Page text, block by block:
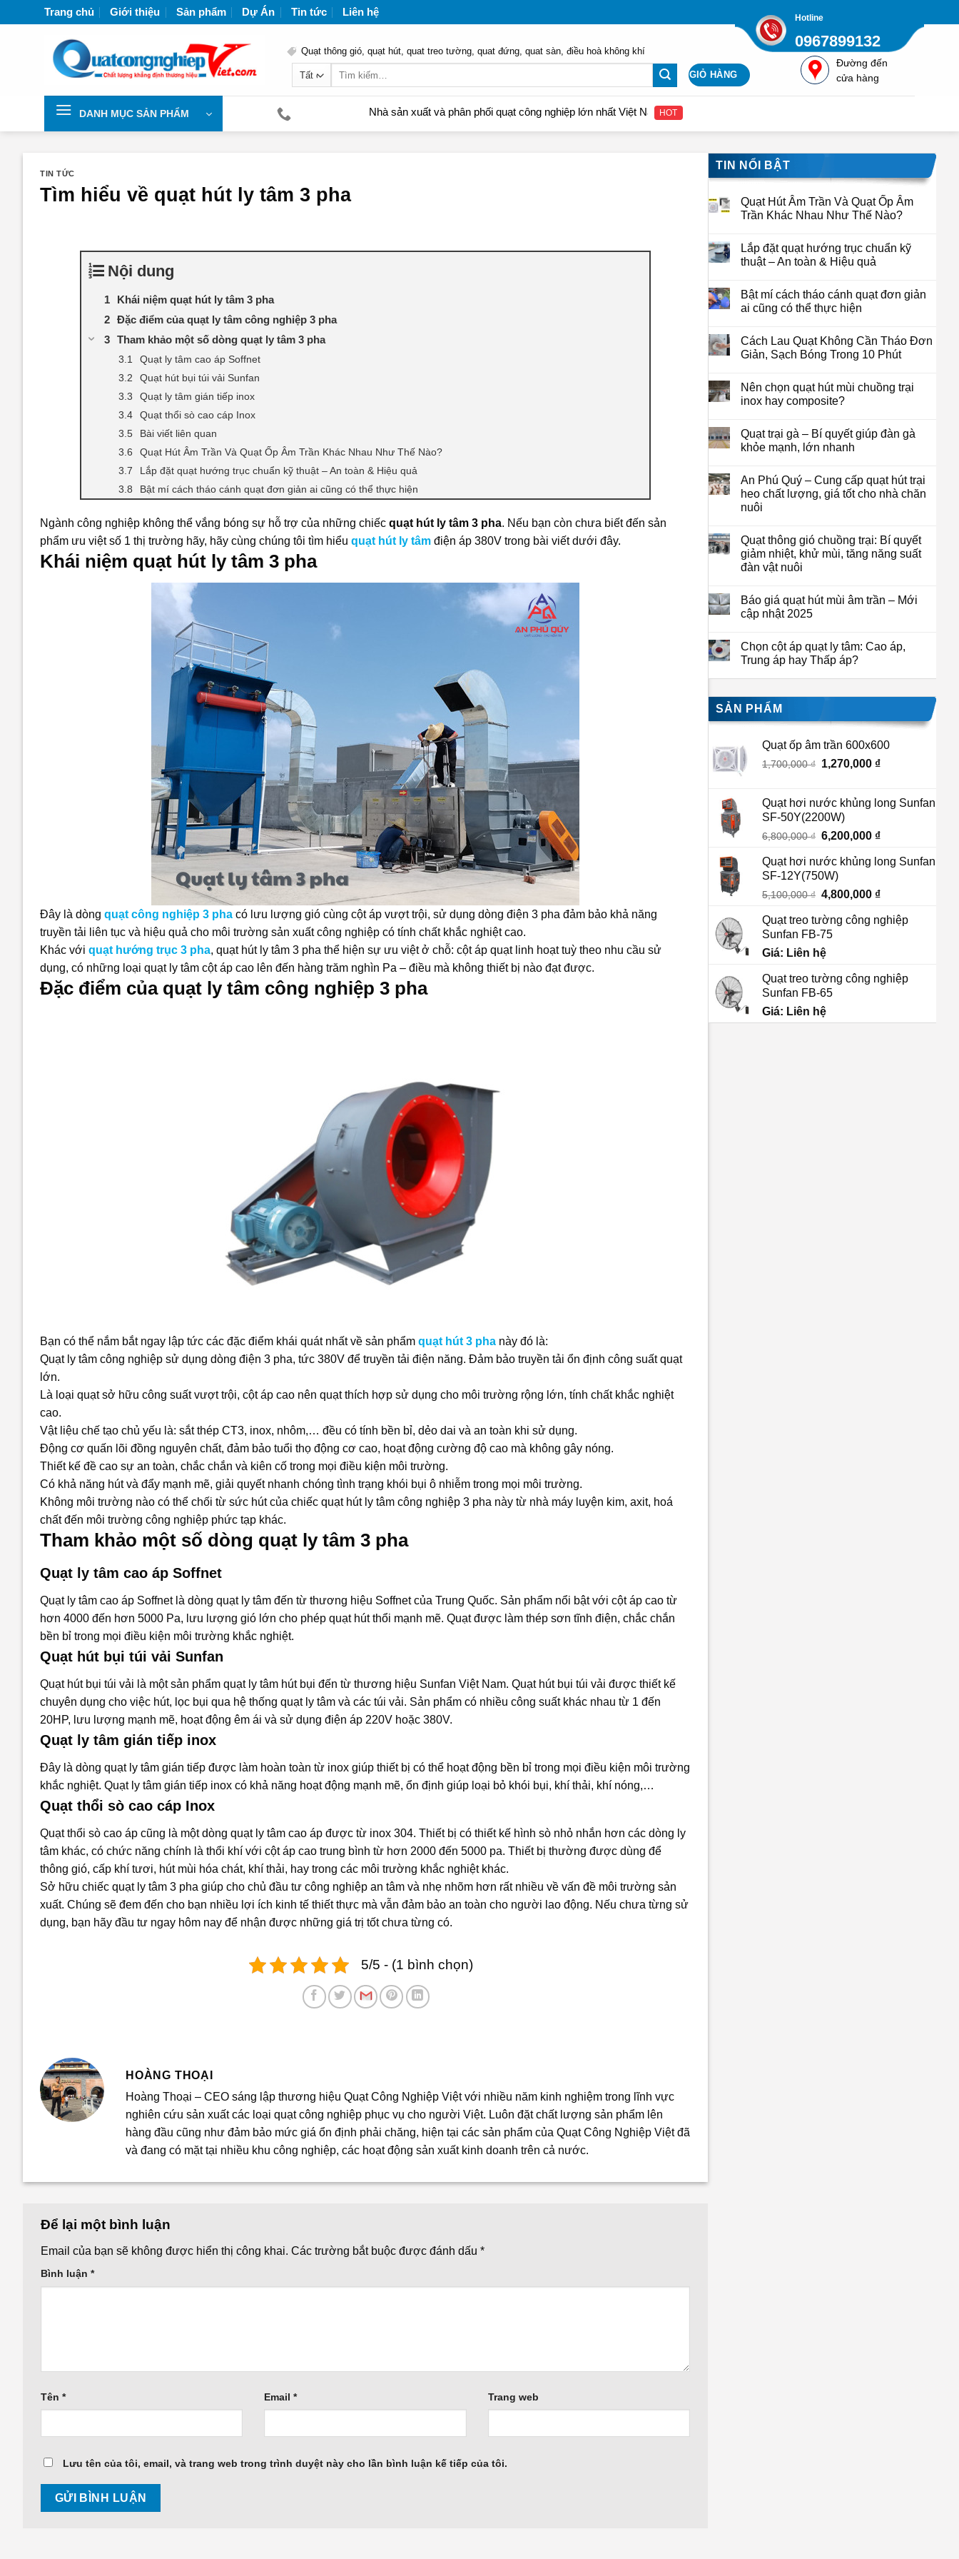
đến
Trang chủ Giới thiệu Sản phẩm Dự Án Tin tức Liên hệ Hotline
0967899132
Quạt thông gió, quạt hút, quat treo tường, quat đứng, quat sàn, điều hoà không khí
Tìm
GIỎ HÀNG
Đường đến
cửa hàng
DANH MỤC SẢN PHẨM Nhà sản xuất và phân phối quạt công nghiệp lớn nhất Việt Nam | Liên hệ để nhận được giá gốc từ nhà cung cấp Quatcongnghiepviet.com
HOT
TIN TỨC
Tìm hiểu về quạt hút ly tâm 3 pha
Nội dung
Khái niệm quạt hút ly tâm 3 pha
Đặc điểm của quạt ly tâm công nghiệp 3 pha
Tham khảo một số dòng quạt ly tâm 3 pha
Quạt ly tâm cao áp Soffnet
Quạt hút bụi túi vải Sunfan
Quạt ly tâm gián tiếp inox
Quạt thổi sò cao cáp Inox
Bài viết liên quan
Quạt Hút Âm Trần Và Quạt Ốp Âm Trần Khác Nhau Như Thế Nào?
Lắp đặt quạt hướng trục chuẩn kỹ thuật – An toàn & Hiệu quả
Bật mí cách tháo cánh quạt đơn giản ai cũng có thể thực hiện
Ngành công nghiệp không thể vắng bóng sự hỗ trợ của những chiếc quạt hút ly tâm 3 pha. Nếu bạn còn chưa biết đến sản
phẩm ưu việt số 1 thị trường hãy, hãy cùng chúng tôi tìm hiểu quạt hút ly tâm điện áp 380V trong bài viết dưới đây.
Khái niệm quạt hút ly tâm 3 pha
Đây là dòng quạt công nghiệp 3 pha có lưu lượng gió cùng cột áp vượt trội, sử dụng dòng điện 3 pha đảm bảo khả năng
truyền tải liên tục và hiệu quả cho môi trường sản xuất công nghiệp có tính chất khắc nghiệt cao.
Khác với quạt hướng trục 3 pha, quạt hút ly tâm 3 pha thể hiện sự ưu việt ở chỗ: cột áp quạt linh hoạt tuỳ theo nhu cầu sử
dụng, có những loại quạt ly tâm cột áp cao lên đến hàng trăm nghìn Pa – điều mà không thiết bị nào đạt được.
Đặc điểm của quạt ly tâm công nghiệp 3 pha
Bạn có thể nắm bắt ngay lập tức các đặc điểm khái quát nhất về sản phẩm quạt hút 3 pha này đó là:
Quạt ly tâm công nghiệp sử dụng dòng điện 3 pha, tức 380V để truyền tải điện năng. Đảm bảo truyền tải ổn định công suất quạt
lớn.
Là loại quạt sở hữu công suất vượt trội, cột áp cao nên quạt thích hợp sử dụng cho môi trường rộng lớn, tính chất khắc nghiệt
cao.
Vật liệu chế tạo chủ yếu là: sắt thép CT3, inox, nhôm,… đều có tính bền bỉ, dẻo dai và an toàn khi sử dụng.
Động cơ quấn lõi đồng nguyên chất, đảm bảo tuổi thọ động cơ cao, hoạt động cường độ cao mà không gây nóng.
Thiết kế đề cao sự an toàn, chắc chắn và kiên cố trong mọi điều kiện môi trường.
Có khả năng hút và đẩy mạnh mẽ, giải quyết nhanh chóng tình trạng khói bụi ô nhiễm trong mọi môi trường.
Không môi trường nào có thể chối từ sức hút của chiếc quạt hút ly tâm công nghiệp 3 pha này từ nhà máy luyện kim, axit, hoá
chất đến môi trường công nghiệp phức tạp khác.
Tham khảo một số dòng quạt ly tâm 3 pha
Quạt ly tâm cao áp Soffnet
Quạt ly tâm cao áp Soffnet là dòng quạt ly tâm đến từ thương hiệu Soffnet của Trung Quốc. Sản phẩm nổi bật với cột áp cao từ
hơn 4000 đến hơn 5000 Pa, lưu lượng gió lớn cho phép quạt hút thổi mạnh mẽ. Quạt được làm thép sơn tĩnh điện, chắc chắn
bền bỉ trong mọi điều kiện môi trường khắc nghiệt.
Quạt hút bụi túi vải Sunfan
Quạt hút bụi túi vải là một sản phẩm quạt ly tâm hút bụi đến từ thương hiệu Sunfan Việt Nam. Quạt hút bụi túi vải được thiết kế
chuyên dụng cho việc hút, lọc bụi qua hệ thống quạt ly tâm và các túi vải. Sản phẩm có nhiều công suất khác nhau từ 1 đến
20HP, lưu lượng mạnh mẽ, hoạt động êm ái và sử dụng điện áp 220V hoặc 380V.
Quạt ly tâm gián tiếp inox
Đây là dòng quạt ly tâm gián tiếp được làm hoàn toàn từ inox giúp thiết bị có thể hoạt động bền bỉ trong mọi điều kiện môi trường
khắc nghiệt. Quạt ly tâm gián tiếp inox có khả năng hoạt động mạnh mẽ, ổn định giúp loại bỏ khói bụi, khí thải, khí nóng,…
Quạt thổi sò cao cáp Inox
Quạt thổi sò cao áp cũng là một dòng quạt ly tâm cao áp được từ inox 304. Thiết bị có thiết kế hình sò nhỏ nhắn hơn các dòng ly
tâm khác, có chức năng chính là thổi khí với cột áp cao trung bình từ hơn 2000 đến 5000 pa. Thiết bị thường được dùng để
thông gió, cấp khí tươi, hút mùi hóa chát, khí thải, hay trong các môi trường khắc nghiệt khác.
Sở hữu chiếc quạt ly tâm 3 pha giúp cho chủ đầu tư công nghiệp an tâm và nhẹ nhõm hơn rất nhiều về vấn đề môi trường sản
xuất. Chúng sẽ đem đến cho bạn nhiều lợi ích kinh tế thiết thực mà vẫn đảm bảo an toàn cho người lao động. Nếu chưa từng sử
dụng, bạn hãy đầu tư ngay hôm nay để nhận được những giá trị tốt chưa từng có.
5/5 - (1 bình chọn)
HOÀNG THOẠI
Hoàng Thoại – CEO sáng lập thương hiệu Quạt Công Nghiệp Việt với nhiều năm kinh nghiệm trong lĩnh vực
nghiên cứu sản xuất các loại quạt công nghiệp phục vụ cho người Việt. Luôn đặt chất lượng sản phẩm lên
hàng đầu cũng như đảm bảo mức giá ổn định phải chăng, hiện tại các sản phẩm của Quạt Công Nghiệp Việt đã
và đang có mặt tại nhiều khu công nghiệp, các hoạt động sản xuất kinh doanh trên cả nước.
Để lại một bình luận
Email của bạn sẽ không được hiển thị công khai. Các trường bắt buộc được đánh dấu *
Bình luận *
Tên * Email* Trang web
Lưu tên của tôi, email, và trang web trong trình duyệt này cho lần bình luận kế tiếp của tôi.
TIN NỔI BẬT
Quạt Hút Âm Trần Và Quạt Ốp Âm
Trần Khác Nhau Như Thế Nào?
Lắp đặt quạt hướng trục chuẩn kỹ
thuật – An toàn & Hiệu quả
Bật mí cách tháo cánh quạt đơn giản
ai cũng có thể thực hiện
Cách Lau Quạt Không Cần Tháo Đơn
Giản, Sạch Bóng Trong 10 Phút
Nên chọn quạt hút mùi chuồng trại
inox hay composite?
Quạt trại gà – Bí quyết giúp đàn gà
khỏe mạnh, lớn nhanh
An Phú Quý – Cung cấp quạt hút trại
heo chất lượng, giá tốt cho nhà chăn
nuôi
Quạt thông gió chuồng trại: Bí quyết
giảm nhiệt, khử mùi, tăng năng suất
đàn vật nuôi
Báo giá quạt hút mùi âm trần – Mới
cập nhật 2025
Chọn cột áp quạt ly tâm: Cao áp,
Trung áp hay Thấp áp?
SẢN PHẨM
Quạt ốp âm trần 600x600
1,700,000₫ Giá
1,700,000 ₫.
1,270,000 ₫
là:
Quạt hơi nước khủng long Sunfan
SF-50Y(2200W)
6,800,000₫ Giá
là:
6,800,000 ₫.
6,200,000 ₫
tại
Quạt hơi nước khủng long Sunfan
SF-12Y(750W)
5,100,000₫ Giá
là:
5,100,000 ₫.
4,800,000 ₫
tại
Quạt treo tường công nghiệp
Sunfan FB-75
Giá: Liên hệ
Quạt treo tường công nghiệp
Sunfan FB-65
Giá: Liên hệ